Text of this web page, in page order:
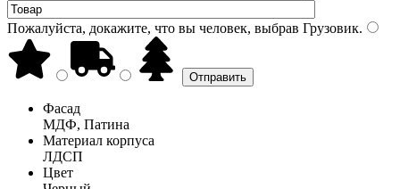
Пожалуйста, докажите, что вы человек, выбрав Грузовик.
Фасад
МДФ, Патина
Материал корпуса
ЛДСП
Цвет